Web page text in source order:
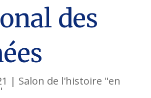
des
| Salon de l'histoire "en